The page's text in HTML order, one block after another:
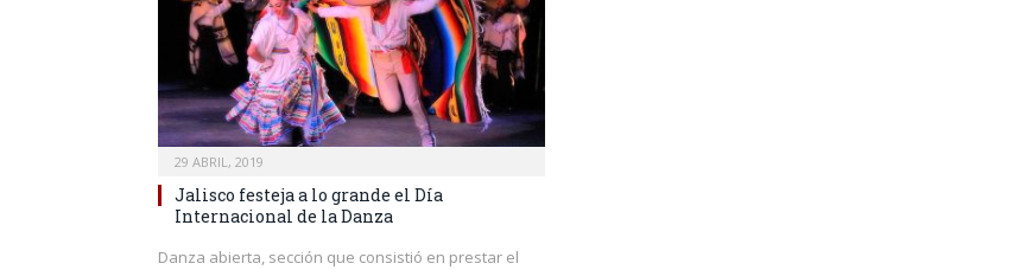
29 ABRIL, 2019
Jalisco festeja a lo grande el Día
Internacional de la Danza
Danza abierta, sección que consistió en prestar el